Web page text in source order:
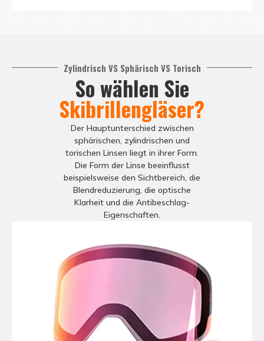
Rahmenmaterialien
Zur Verfügung stehen TPU-Materialien, die
höchste Abriebfestigkeit und
Temperaturwechselbeständigkeit bieten.
Zylindrisch VS Sphärisch VS Torisch
So wählen Sie
Skibrillengläser?
Der Hauptunterschied zwischen
sphärischen, zylindrischen und
torischen Linsen liegt in ihrer Form.
Die Form der Linse beeinflusst
beispielsweise den Sichtbereich, die
Blendreduzierung, die optische
Klarheit und die Antibeschlag-
Eigenschaften.